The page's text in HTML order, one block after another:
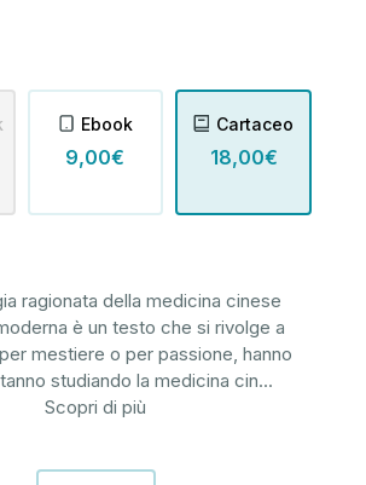
Ebook
9,00€
Cartaceo
18,00€
ragionata della medicina cinese
è un testo che si rivolge a
mestiere o per passione, hanno
studiando la medicina cin...
Scopri di più